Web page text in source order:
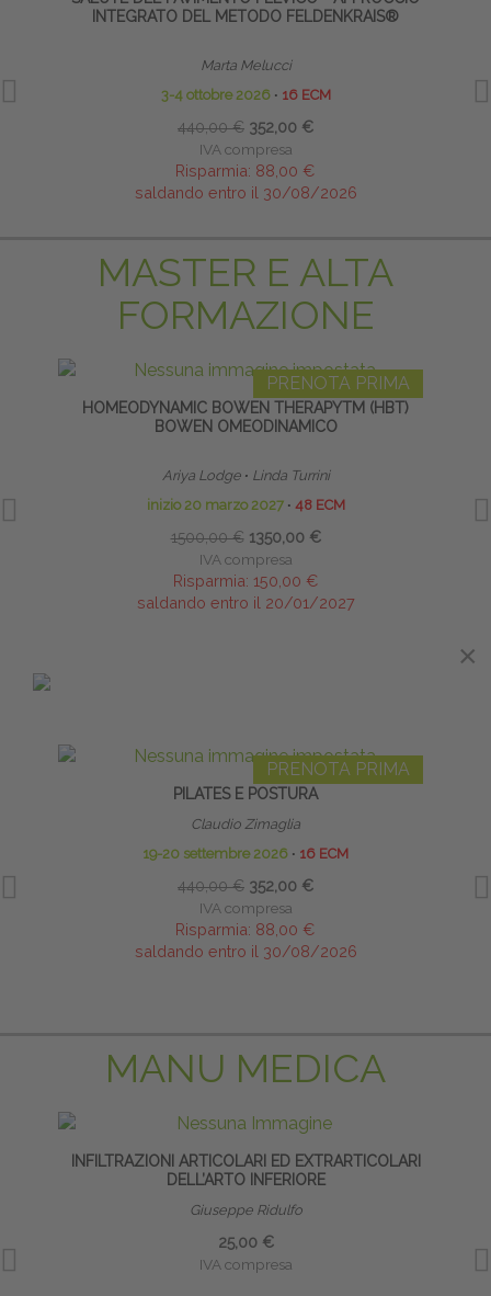
INTEGRATO DEL METODO FELDENKRAIS®
Marta Melucci
3-4 ottobre 2026 ∙ 16 ECM
440,00 € 352,00 €
IVA compresa
Risparmia: 88,00 €
saldando entro il 30/08/2026
MASTER E ALTA
FORMAZIONE
PRENOTA PRIMA
HOMEODYNAMIC BOWEN THERAPYTM (HBT)
BOWEN OMEODINAMICO
Ariya Lodge ∙ Linda Turrini
inizio 20 marzo 2027 ∙ 48 ECM
1500,00 € 1350,00 €
IVA compresa
Risparmia: 150,00 €
saldando entro il 20/01/2027
PRENOTA PRIMA
PILATES E POSTURA
Claudio Zimaglia
19-20 settembre 2026 ∙ 16 ECM
440,00 € 352,00 €
IVA compresa
Risparmia: 88,00 €
saldando entro il 30/08/2026
MANU MEDICA
INFILTRAZIONI ARTICOLARI ED EXTRARTICOLARI
DELL’ARTO INFERIORE
Giuseppe Ridulfo
25,00 €
IVA compresa
×
×